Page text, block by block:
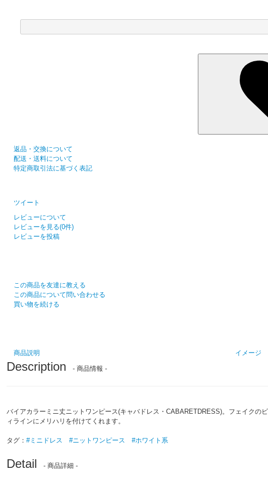
返品・交換について
配送・送料について
特定商取引法に基づく表記
ツイート
レビューについて
レビューを見る(0件)
レビューを投稿
この商品を友達に教える
この商品について問い合わせる
買い物を続ける
商品説明
イメージ
Description - 商品情報 -
バイアカラーミニ丈ニットワンピース(キャバドレス・CABARETDRESS)。フェイク
ィラインにメリハリを付けてくれます。
タグ：#ミニドレス #ニットワンピース #ホワイト系
Detail - 商品詳細 -